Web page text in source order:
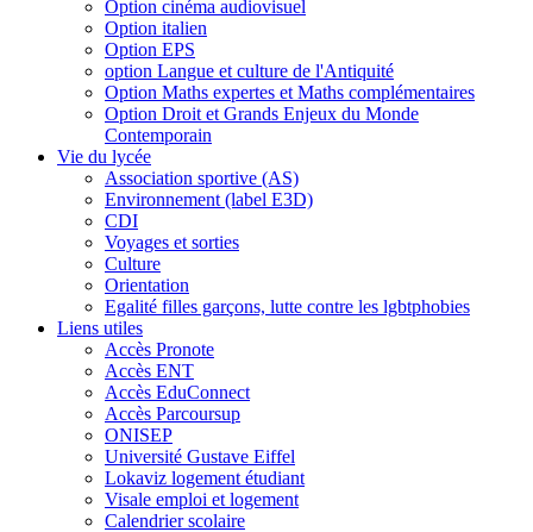
Option cinéma audiovisuel
Option italien
Option EPS
option Langue et culture de l'Antiquité
Option Maths expertes et Maths complémentaires
Option Droit et Grands Enjeux du Monde
Contemporain
Vie du lycée
Association sportive (AS)
Environnement (label E3D)
CDI
Voyages et sorties
Culture
Orientation
Egalité filles garçons, lutte contre les lgbtphobies
Liens utiles
Accès Pronote
Accès ENT
Accès EduConnect
Accès Parcoursup
ONISEP
Université Gustave Eiffel
Lokaviz logement étudiant
Visale emploi et logement
Calendrier scolaire